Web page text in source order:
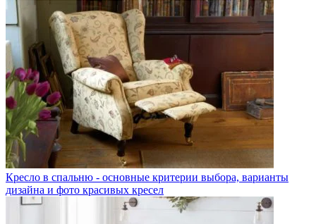
Кресло в спальню - основные критерии выбора, варианты
дизайна и фото красивых кресел